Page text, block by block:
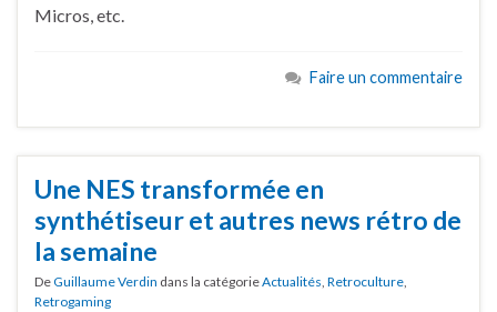
Micros, etc.
Faire un commentaire
Une NES transformée en
synthétiseur et autres news rétro de
la semaine
DeGuillaume Verdin dans la catégorieActualités, Retroculture,
Retrogaming